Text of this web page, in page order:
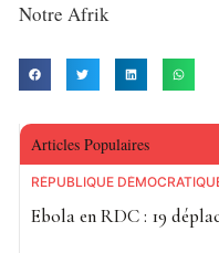
Notre Afrik
Articles Populaires
RÉPUBLIQUE
Ebola en RDC : 19